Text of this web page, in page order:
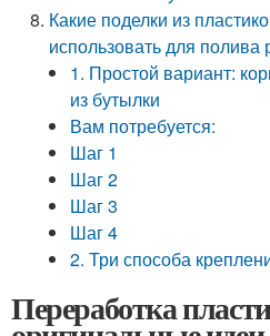
Какие поделки из
использовать для полива
1. Простой вариант:
из бутылки
Вам потребуется:
Шаг 1
Шаг 2
Шаг 3
Шаг 4
2. Три способа
Переработка